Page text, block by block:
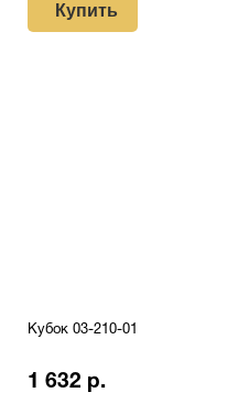
Купить
Кубок 03-210-01
1 632 р.